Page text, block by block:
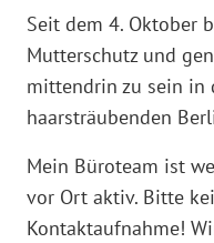
Seit dem 4. Oktober
Mutterschutz und
mittendrin zu sein in
haarsträubenden
Mein Büroteam ist
vor Ort aktiv. Bitte
Kontaktaufnahme!